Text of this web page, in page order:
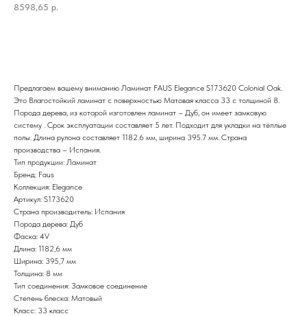
8598,65 р.
Предлагаем вашему вниманию Ламинат FAUS Elegance S173620 Colonial Oak.
Это Влагостойкий ламинат с поверхностью Матовая класса 33 с толщиной 8.
Порода дерева, из которой изготовлен ламинат – Дуб, он имеет замковую
систему . Срок эксплуатации составляет 5 лет. Подходит для укладки на тёплые
полы. Длина рулона составляет 1182.6 мм, ширина 395.7 мм. Страна
производства – Испания.
Тип продукции: Ламинат
Бренд: Faus
Коллекция: Elegance
Артикул: S173620
Страна производитель: Испания
Порода дерева: Дуб
Фаска: 4V
Длина: 1182,6 мм
Ширина: 395,7 мм
Толщина: 8 мм
Тип соединения: Замковое соединение
Степень блеска: Матовый
Класс: 33 класс